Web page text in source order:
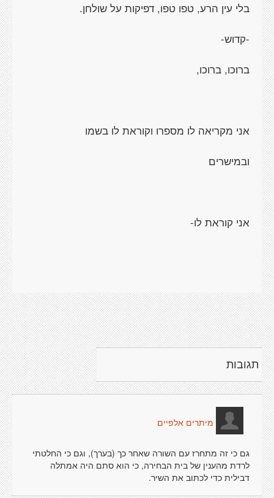
בלי עין הרע, טפו טפו, דפיקות על שולחן.
-קדוש-
ברוכו, ברוכו,
אני מקריאה לו מספרו וקוראת לו בשמו
ובמישרים
אני קוראת לו-
תגובות
מיתרים אלפיים
גם כי זה מתחרז עם השורה שאחר כך (בערך), וגם כי החלטתי
לרדת מהענין של בית הבחירה, כי הוא סתם היה אמתלה
דבילית כדי לכתוב את השיר.